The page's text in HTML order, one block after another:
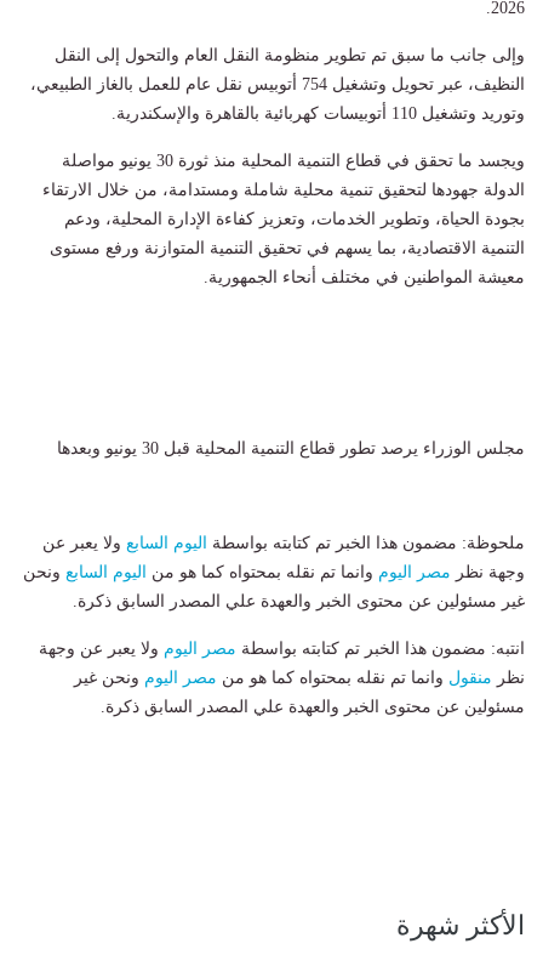
2026.
وإلى جانب ما سبق تم تطوير منظومة النقل العام والتحول إلى النقل
النظيف، عبر تحويل وتشغيل 754 أتوبيس نقل عام للعمل بالغاز الطبيعي،
وتوريد وتشغيل 110 أتوبيسات كهربائية بالقاهرة والإسكندرية.
ويجسد ما تحقق في قطاع التنمية المحلية منذ ثورة 30 يونيو مواصلة
الدولة جهودها لتحقيق تنمية محلية شاملة ومستدامة، من خلال الارتقاء
بجودة الحياة، وتطوير الخدمات، وتعزيز كفاءة الإدارة المحلية، ودعم
التنمية الاقتصادية، بما يسهم في تحقيق التنمية المتوازنة ورفع مستوى
معيشة المواطنين في مختلف أنحاء الجمهورية.
مجلس الوزراء يرصد تطور قطاع التنمية المحلية قبل 30 يونيو وبعدها
ملحوظة: مضمون هذا الخبر تم كتابته بواسطة اليوم السابع ولا يعبر عن
وجهة نظر مصر اليوم وانما تم نقله بمحتواه كما هو من اليوم السابع ونحن
غير مسئولين عن محتوى الخبر والعهدة علي المصدر السابق ذكرة.
انتبه: مضمون هذا الخبر تم كتابته بواسطة مصر اليوم ولا يعبر عن وجهة
نظر منقول وانما تم نقله بمحتواه كما هو من مصر اليوم ونحن غير
مسئولين عن محتوى الخبر والعهدة علي المصدر السابق ذكرة.
الأكثر شهرة